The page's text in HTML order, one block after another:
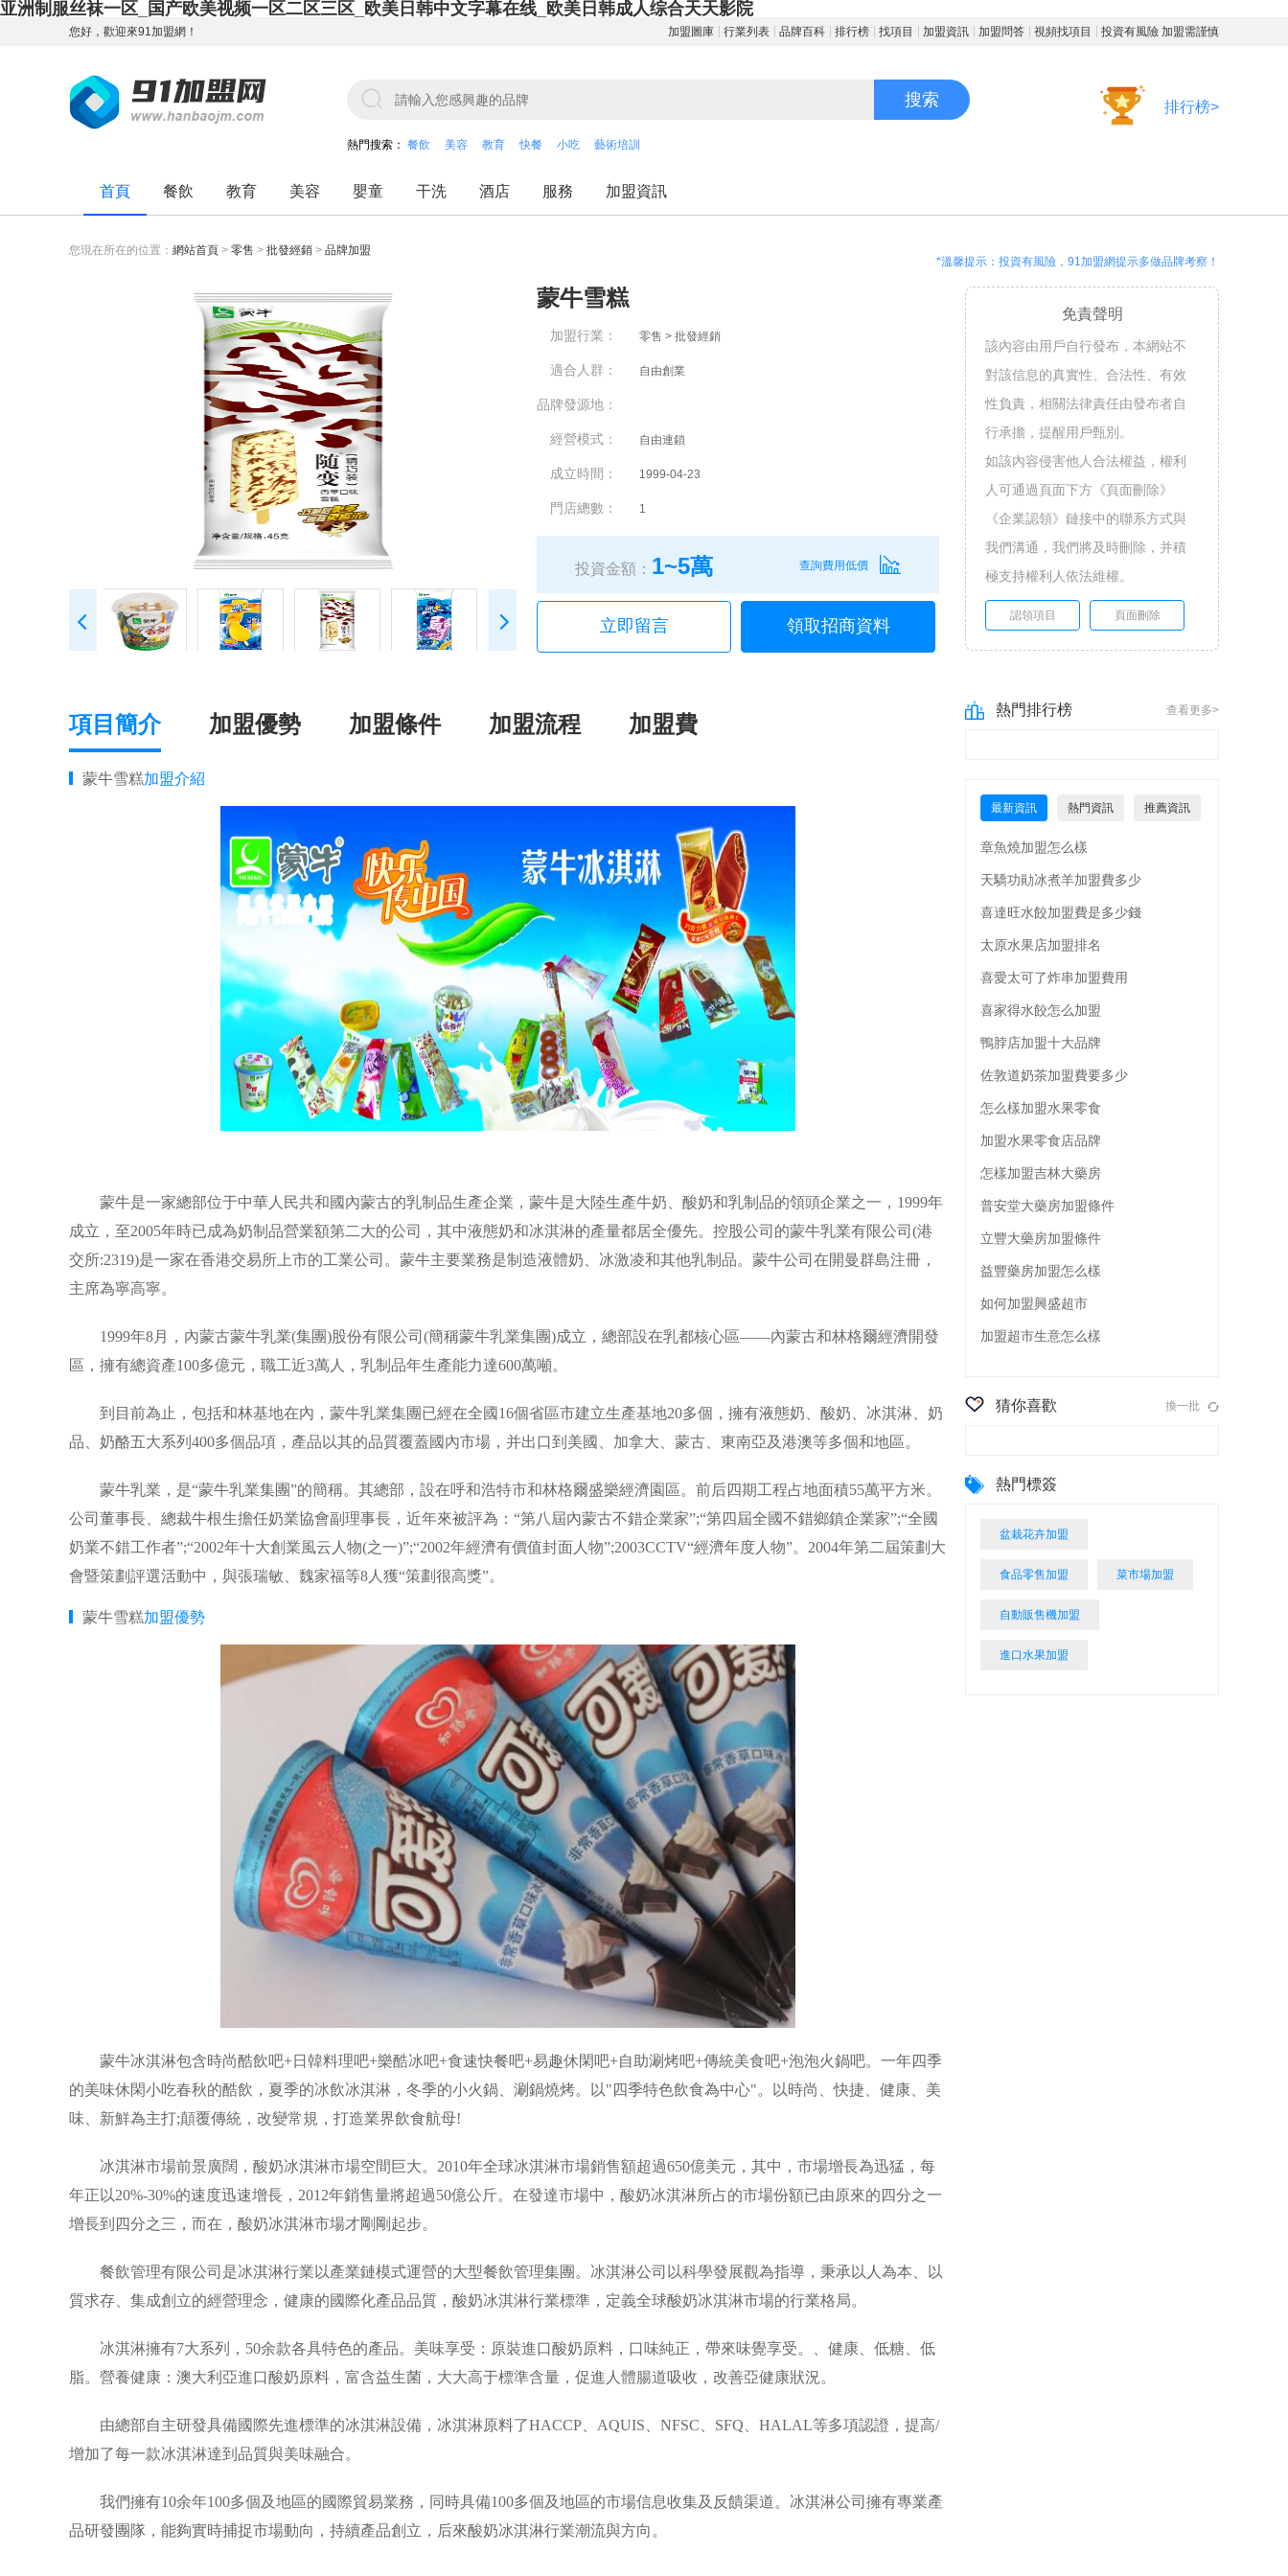
亚洲制服丝袜一区_国产欧美视频一区二区三区_欧美日韩中文字幕在线_欧美日韩成人综合天天影院
您好，歡迎來91加盟網！ 加盟圖庫 行業列表 品牌百科 排行榜 找項目 加盟資訊 加盟問答 視頻找項目 投資有風險 加盟需謹慎
搜索
熱門搜索： 餐飲 美容 教育 快餐 小吃 藝術培訓
排行榜>
首頁 餐飲 教育 美容 嬰童 干洗 酒店 服務 加盟資訊
您現在所在的位置： 網站首頁 > 零售 > 批發經銷 > 品牌加盟
*溫馨提示：投資有風險，91加盟網提示多做品牌考察！
蒙牛雪糕
加盟行業： 零售 > 批發經銷
適合人群： 自由創業
品牌發源地：
經營模式： 自由連鎖
成立時間： 1999-04-23
門店總數： 1
投資金額： 1~5萬 查詢費用低價
立即留言 領取招商資料
免責聲明
該內容由用戶自行發布，本網站不
對該信息的真實性、合法性、有效
性負責，相關法律責任由發布者自
行承擔，提醒用戶甄別。
如該內容侵害他人合法權益，權利
人可通過頁面下方《頁面刪除》
《企業認領》鏈接中的聯系方式與
我們溝通，我們將及時刪除，并積
極支持權利人依法維權。
認領項目 頁面刪除
項目簡介 加盟優勢 加盟條件 加盟流程 加盟費
蒙牛雪糕加盟介紹
蒙牛是一家總部位于中華人民共和國內蒙古的乳制品生產企業，蒙牛是大陸生產牛奶、酸奶和乳制品的領頭企業之一，1999年
成立，至2005年時已成為奶制品營業額第二大的公司，其中液態奶和冰淇淋的產量都居全優先。控股公司的蒙牛乳業有限公司(港
交所:2319)是一家在香港交易所上市的工業公司。蒙牛主要業務是制造液體奶、冰激凌和其他乳制品。蒙牛公司在開曼群島注冊，
主席為寧高寧。
1999年8月，內蒙古蒙牛乳業(集團)股份有限公司(簡稱蒙牛乳業集團)成立，總部設在乳都核心區――內蒙古和林格爾經濟開發
區，擁有總資產100多億元，職工近3萬人，乳制品年生產能力達600萬噸。
到目前為止，包括和林基地在內，蒙牛乳業集團已經在全國16個省區市建立生產基地20多個，擁有液態奶、酸奶、冰淇淋、奶
品、奶酪五大系列400多個品項，產品以其的品質覆蓋國內市場，并出口到美國、加拿大、蒙古、東南亞及港澳等多個和地區。
蒙牛乳業，是“蒙牛乳業集團”的簡稱。其總部，設在呼和浩特市和林格爾盛樂經濟園區。前后四期工程占地面積55萬平方米。
公司董事長、總裁牛根生擔任奶業協會副理事長，近年來被評為：“第八屆內蒙古不錯企業家”;“第四屆全國不錯鄉鎮企業家”;“全國
奶業不錯工作者”;“2002年十大創業風云人物(之一)”;“2002年經濟有價值封面人物”;2003CCTV“經濟年度人物”。2004年第二屆策劃大
會暨策劃評選活動中，與張瑞敏、魏家福等8人獲“策劃很高獎”。
蒙牛雪糕加盟優勢
蒙牛冰淇淋包含時尚酷飲吧+日韓料理吧+樂酷冰吧+食速快餐吧+易趣休閑吧+自助涮烤吧+傳統美食吧+泡泡火鍋吧。一年四季
的美味休閑小吃春秋的酷飲，夏季的冰飲冰淇淋，冬季的小火鍋、涮鍋燒烤。以"四季特色飲食為中心"。以時尚、快捷、健康、美
味、新鮮為主打;顛覆傳統，改變常規，打造業界飲食航母!
冰淇淋市場前景廣闊，酸奶冰淇淋市場空間巨大。2010年全球冰淇淋市場銷售額超過650億美元，其中，市場增長為迅猛，每
年正以20%-30%的速度迅速增長，2012年銷售量將超過50億公斤。在發達市場中，酸奶冰淇淋所占的市場份額已由原來的四分之一
增長到四分之三，而在，酸奶冰淇淋市場才剛剛起步。
餐飲管理有限公司是冰淇淋行業以產業鏈模式運營的大型餐飲管理集團。冰淇淋公司以科學發展觀為指導，秉承以人為本、以
質求存、集成創立的經營理念，健康的國際化產品品質，酸奶冰淇淋行業標準，定義全球酸奶冰淇淋市場的行業格局。
冰淇淋擁有7大系列，50余款各具特色的產品。美味享受：原裝進口酸奶原料，口味純正，帶來味覺享受。、健康、低糖、低
脂。營養健康：澳大利亞進口酸奶原料，富含益生菌，大大高于標準含量，促進人體腸道吸收，改善亞健康狀況。
由總部自主研發具備國際先進標準的冰淇淋設備，冰淇淋原料了HACCP、AQUIS、NFSC、SFQ、HALAL等多項認證，提高/
增加了每一款冰淇淋達到品質與美味融合。
我們擁有10余年100多個及地區的國際貿易業務，同時具備100多個及地區的市場信息收集及反饋渠道。冰淇淋公司擁有專業產
品研發團隊，能夠實時捕捉市場動向，持續產品創立，后來酸奶冰淇淋行業潮流與方向。
熱門排行榜 查看更多>
最新資訊 熱門資訊 推薦資訊
章魚燒加盟怎么樣
天驕功勛冰煮羊加盟費多少
喜達旺水餃加盟費是多少錢
太原水果店加盟排名
喜愛太可了炸串加盟費用
喜家得水餃怎么加盟
鴨脖店加盟十大品牌
佐敦道奶茶加盟費要多少
怎么樣加盟水果零食
加盟水果零食店品牌
怎樣加盟吉林大藥房
普安堂大藥房加盟條件
立豐大藥房加盟條件
益豐藥房加盟怎么樣
如何加盟興盛超市
加盟超市生意怎么樣
猜你喜歡 換一批
熱門標簽
盆栽花卉加盟
食品零售加盟 菜市場加盟
自動販售機加盟
進口水果加盟